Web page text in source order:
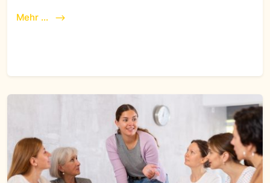
Mehr ...